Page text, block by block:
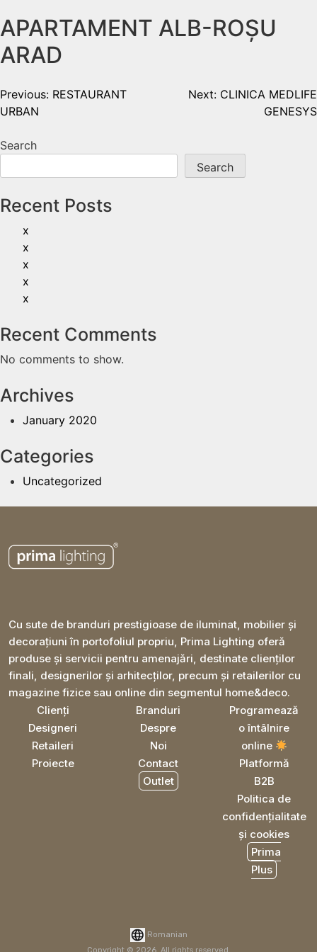
APARTAMENT ALB-ROȘU
ARAD
Previous: RESTAURANT
URBAN
Next: CLINICA MEDLIFE
GENESYS
Search
Search
Recent Posts
x
x
x
x
x
Recent Comments
No comments to show.
Archives
January 2020
Categories
Uncategorized
Cu sute de branduri prestigioase de iluminat, mobilier și
decorațiuni în portofoliul propriu, Prima Lighting oferă
produse și servicii pentru amenajări, destinate clienților
finali, designerilor și arhitecților, precum și retailerilor cu
magazine fizice sau online din segmentul home&deco.
Clienți
Designeri
Retaileri
Proiecte
Branduri
Despre
Noi
Contact
Outlet
Programează
o întâlnire
online
Platformă
B2B
Politica de
confidențialitate
și cookies
Prima
Plus
Romanian